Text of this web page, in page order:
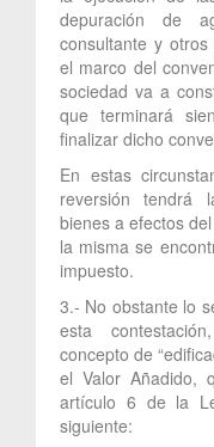
depuración de
consultante y
el marco del
sociedad va a
que terminará
finalizar dicho
En estas
reversión tendrá
bienes a efectos
la misma se
impuesto.
3.- No obstante lo
esta
concepto de
el Valor Añadido,
artículo 6 de la
siguiente: